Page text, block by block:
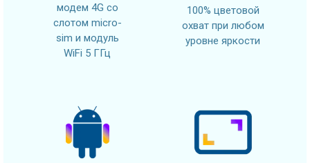
модем 4G со
слотом micro-
sim и модуль
WiFi 5 ГГц
100% цветовой
охват при любом
уровне яркости